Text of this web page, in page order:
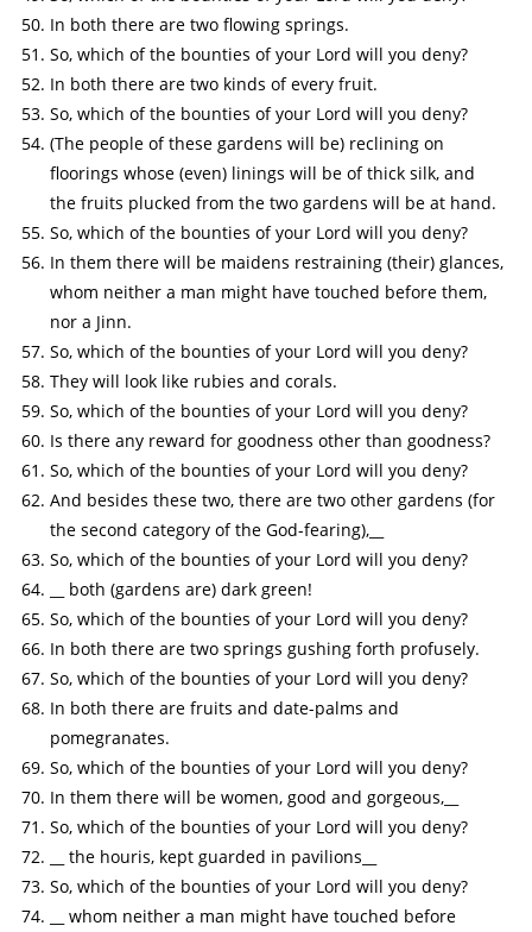
In both there are two flowing springs.
So, which of the bounties of your Lord will you deny?
In both there are two kinds of every fruit.
So, which of the bounties of your Lord will you deny?
(The people of these gardens will be) reclining on
floorings whose (even) linings will be of thick silk, and
the fruits plucked from the two gardens will be at hand.
So, which of the bounties of your Lord will you deny?
In them there will be maidens restraining (their) glances,
whom neither a man might have touched before them,
nor a Jinn.
So, which of the bounties of your Lord will you deny?
They will look like rubies and corals.
So, which of the bounties of your Lord will you deny?
Is there any reward for goodness other than goodness?
So, which of the bounties of your Lord will you deny?
And besides these two, there are two other gardens (for
the second category of the God-fearing),__
So, which of the bounties of your Lord will you deny?
__ both (gardens are) dark green!
So, which of the bounties of your Lord will you deny?
In both there are two springs gushing forth profusely.
So, which of the bounties of your Lord will you deny?
In both there are fruits and date-palms and
pomegranates.
So, which of the bounties of your Lord will you deny?
In them there will be women, good and gorgeous,__
So, which of the bounties of your Lord will you deny?
__ the houris, kept guarded in pavilions__
So, which of the bounties of your Lord will you deny?
__ whom neither a man might have touched before